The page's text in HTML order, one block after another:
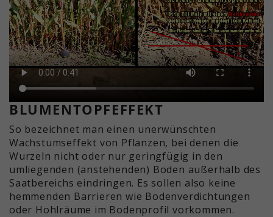
BLUMENTOPFEFFEKT
So bezeichnet man einen unerwünschten
Wachstumseffekt von Pflanzen, bei denen die
Wurzeln nicht oder nur geringfügig in den
umliegenden (anstehenden) Boden außerhalb des
Saatbereichs eindringen. Es sollen also keine
hemmenden Barrieren wie Bodenverdichtungen
oder Hohlräume im Bodenprofil vorkommen.